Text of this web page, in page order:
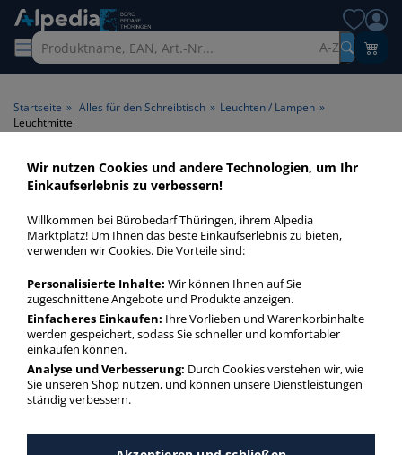
A-Z
Startseite » Alles für den Schreibtisch » Leuchten / Lampen »
Leuchtmittel
Leuchtmittel
Gute Leuchtmittel sind das Herz einer leistungfähigen
Lampe. Nutzen Sie unsere Glühlampen und -birnen mit LED,
Halogen etc. als Ersatz für ihren Leuchten!
Leuchtmittel
mehr Infos zur Kategorie
Wir nutzen Cookies und andere Technologien, um Ihr
Einkaufserlebnis zu verbessern!
Willkommen bei Bürobedarf Thüringen, ihrem Alpedia
Marktplatz! Um Ihnen das beste Einkaufserlebnis zu bieten,
verwenden wir Cookies. Die Vorteile sind:
Personalisierte Inhalte: Wir können Ihnen auf Sie
zugeschnittene Angebote und Produkte anzeigen.
Einfacheres Einkaufen: Ihre Vorlieben und Warenkorbinhalte
werden gespeichert, sodass Sie schneller und komfortabler
einkaufen können.
Analyse und Verbesserung: Durch Cookies verstehen wir, wie
Sie unseren Shop nutzen, und können unsere Dienstleistungen
ständig verbessern.